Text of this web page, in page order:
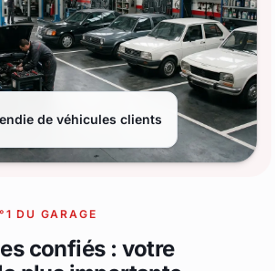
de véhicules clients
DU GARAGE
confiés : votre